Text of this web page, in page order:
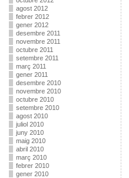
agost 2012
febrer 2012
gener 2012
desembre 2011
novembre 2011
octubre 2011
setembre 2011
març 2011
gener 2011
desembre 2010
novembre 2010
octubre 2010
setembre 2010
agost 2010
juliol 2010
juny 2010
maig 2010
abril 2010
març 2010
febrer 2010
gener 2010